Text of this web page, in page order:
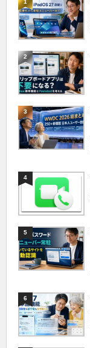
2
3
4
5
6